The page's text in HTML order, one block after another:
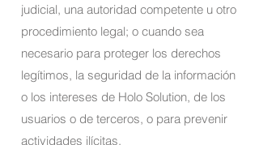
judicial, una autoridad competente u otro
procedimiento legal; o cuando sea
necesario para proteger los derechos
legítimos, la seguridad de la información
o los intereses de Holo Solution, de los
usuarios o de terceros, o para prevenir
actividades ilícitas.